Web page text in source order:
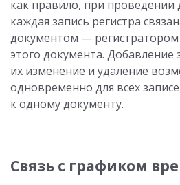
как правило, при проведении
каждая запись регистра
документом —
этого документа. Добавление
их изменение и удаление
одновременно для всех
к одному документу.
Связь с графиком